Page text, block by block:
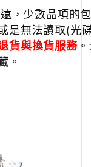
，少數品項的
是無法讀取(光
貨與換貨服務
。